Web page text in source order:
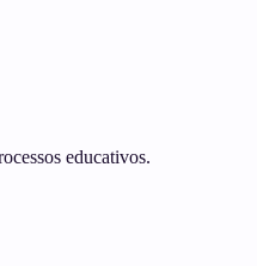
educativos.